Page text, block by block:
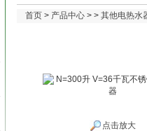
首页 > 产品中心 > > 其他电热水
点击放大